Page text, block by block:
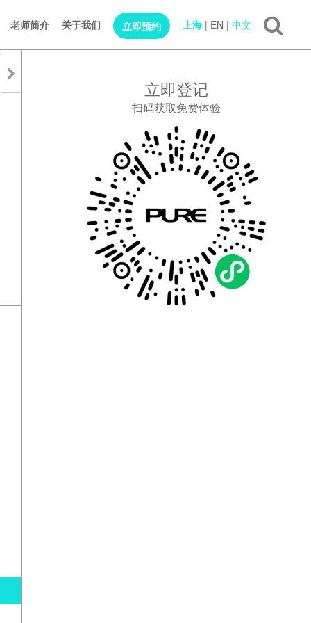
立即登记
扫码获取免费体验
EN | 中文
上海 |
老师简介 关于我们 立即预约